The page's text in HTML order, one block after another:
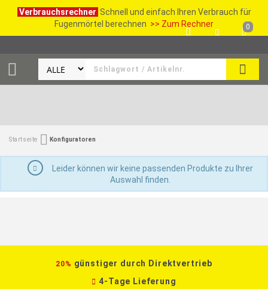
Verbrauchsrechner Schnell und einfach Ihren Verbrauch für
Fugenmörtel berechnen >> Zum Rechner
SUCHE
0
Startseite Konfiguratoren
Leider können wir keine passenden Produkte zu Ihrer
Auswahl finden.
20% günstiger durch Direktvertrieb
4-Tage Lieferung